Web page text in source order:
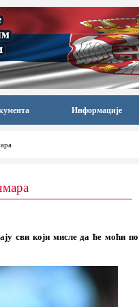
Информације
сви који мисле да ће моћи по